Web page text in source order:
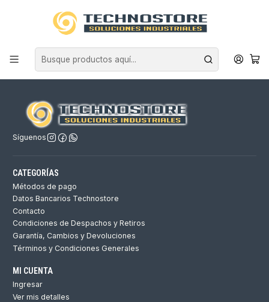
Privacy Policy
Síguenos
CATEGORÍAS
Métodos de pago
Datos Bancarios Technostore
Contacto
Condiciones de Despachos y Retiros
Garantía, Cambios y Devoluciones
Términos y Condiciones Generales
MI CUENTA
Ingresar
Ver mis detalles